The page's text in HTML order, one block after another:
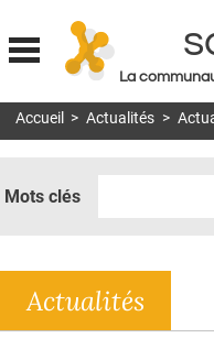
La
MON COMPTE
DOSSIERS
RÉSEAUX
Accueil > Actualités >
Mots clés
Actualités